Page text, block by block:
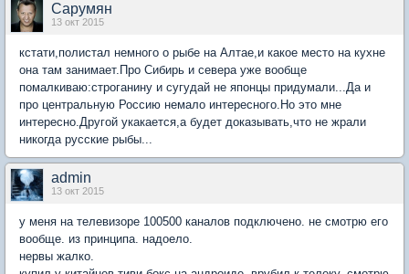
Сарумян
13 окт 2015
кстати,полистал немного о рыбе на Алтае,и какое место на кухне
она там занимает.Про Сибирь и севера уже вообще
помалкиваю:строганину и сугудай не японцы придумали...Да и
про центральную Россию немало интересного.Но это мне
интересно.Другой укакается,а будет доказывать,что не жрали
никогда русские рыбы...
admin
13 окт 2015
у меня на телевизоре 100500 каналов подключено. не смотрю его
вообще. из принципа. надоело.
нервы жалко.